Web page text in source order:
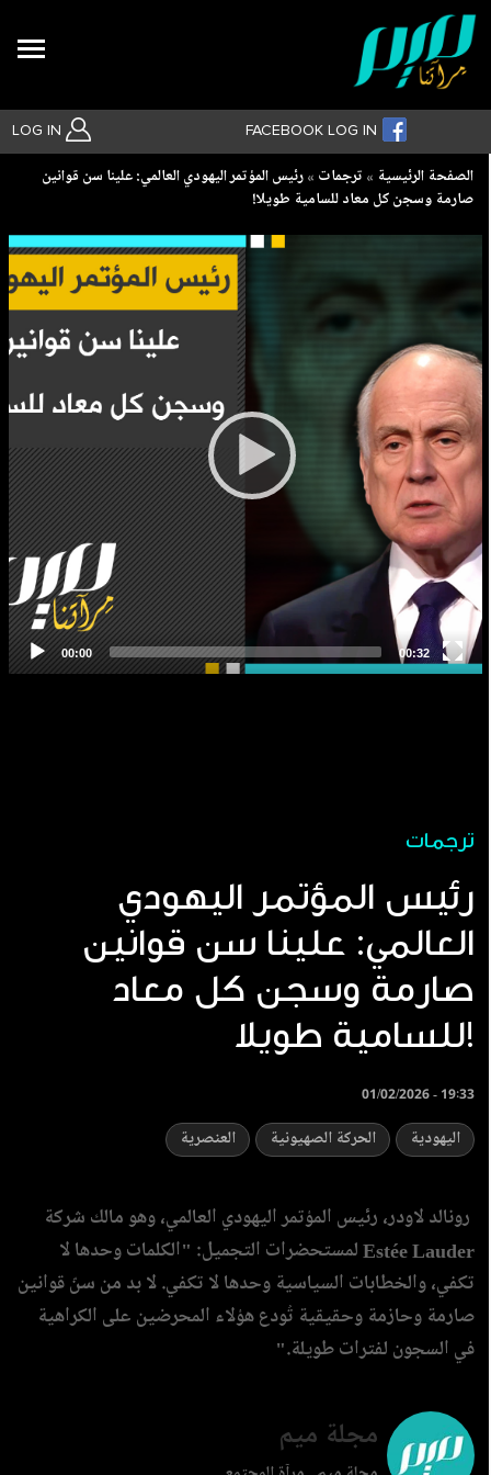
LOG IN FACEBOOK LOG IN
بحث متقدم
Breadcrumb
الصفحة الرئيسية ترجمات
رئيس المؤتمر اليهودي العالمي: علينا سن قوانين
صارمة وسجن كل معاد للسامية طويلا!
ترجمات
رئيس المؤتمر اليهودي
العالمي: علينا سن قوانين
صارمة وسجن كل معاد
للسامية طويلا!
01/02/2026 - 19:33
اليهودية الحركة الصهيونية العنصرية
رونالد لاودر، رئيس المؤتمر اليهودي العالمي، وهو مالك شركة
Estée Lauder لمستحضرات التجميل: "الكلمات وحدها لا
تكفي، والخطابات السياسية وحدها لا تكفي. لا بد من سنّ قوانين
صارمة وحازمة وحقيقية تُودع هؤلاء المحرضين على الكراهية
في السجون لفترات طويلة."
مجلة ميم